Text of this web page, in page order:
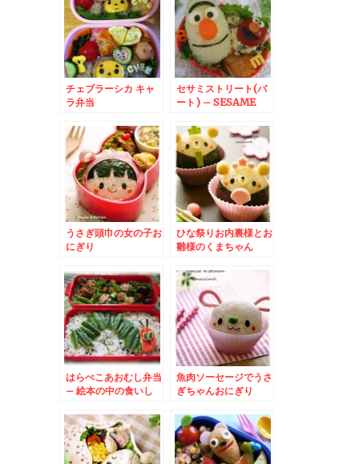
チェブラーシカ キャ
ラ弁当
セサミストリート(バ
ート) – SESAME
BERT☆
うさぎ頭巾の女の子お
にぎり
ひな祭りお内裏様とお
雛様のくまちゃん
はらぺこあおむし弁当
– 絵本の中の食いし
魚肉ソーセージでうさ
ぎちゃんおにぎり